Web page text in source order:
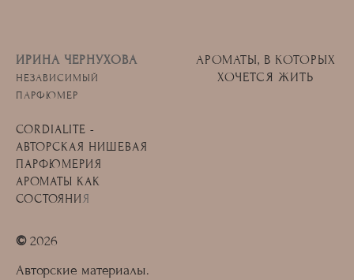
ИРИНА ЧЕРНУХОВА
НЕЗАВИСИМЫЙ
ПАРФЮМЕР
CORDIALITE -
АВТОРСКАЯ НИШЕВАЯ
ПАРФЮМЕРИЯ
АРОМАТЫ КАК
СОСТОЯНИЯ
©2026
Авторские материалы.
АРОМАТЫ, В КОТОРЫХ
ХОЧЕТСЯ ЖИТЬ